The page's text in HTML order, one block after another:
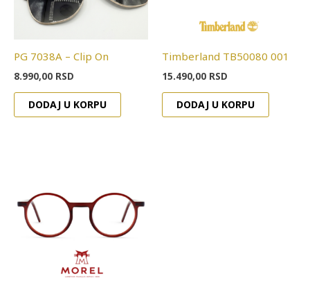
PG 7038A – Clip On
8.990,00 RSD
DODAJ U KORPU
Timberland TB50080 001
15.490,00 RSD
DODAJ U KORPU